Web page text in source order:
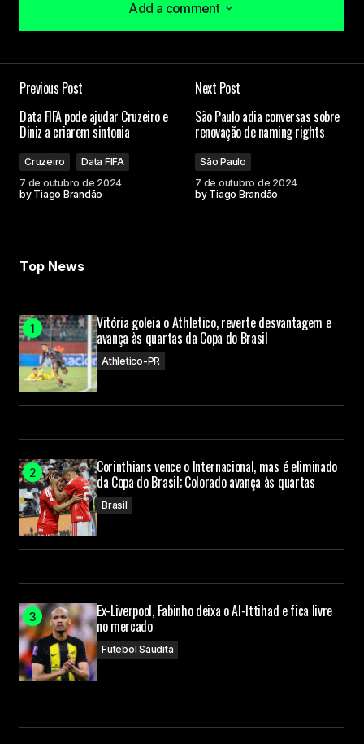
Add a comment
Add a comment
Campos obrigatórios são marcados com*
Comment*
Your Name
Your E-mail
Submit Comment
Previous Post
Data FIFA pode ajudar Cruzeiro e
Diniz a criarem sintonia
Cruzeiro
Data FIFA
7 de outubro de 2024
by Tiago Brandão
Next Post
São Paulo adia conversas sobre
renovação de naming rights
São Paulo
7 de outubro de 2024
by Tiago Brandão
Top News
Vitória goleia o Athletico, reverte desvantagem e
avança às quartas da Copa do Brasil
Athletico-PR
Corinthians vence o Internacional, mas é eliminado
da Copa do Brasil; Colorado avança às quartas
Brasil
Ex-Liverpool, Fabinho deixa o Al-Ittihad e fica livre
no mercado
Futebol Saudita